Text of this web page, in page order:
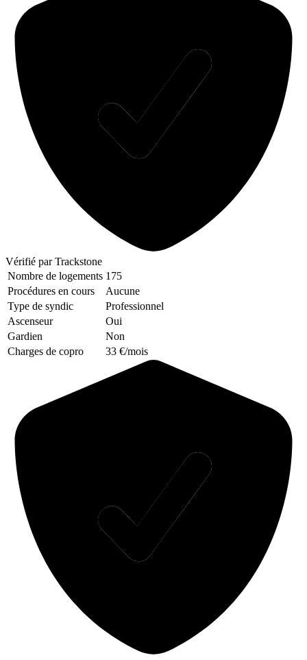
Vérifié par Trackstone
Nombre de logements 175
Procédures en cours
Aucune
Type de syndic
Professionnel
Ascenseur
Oui
Gardien
Non
Charges de copro
33 €/mois